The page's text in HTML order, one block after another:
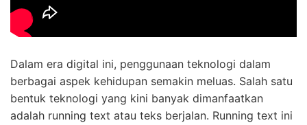
Dalam era digital ini, penggunaan teknologi dalam
berbagai aspek kehidupan semakin meluas. Salah satu
bentuk teknologi yang kini banyak dimanfaatkan
adalah running text atau teks berjalan. Running text ini